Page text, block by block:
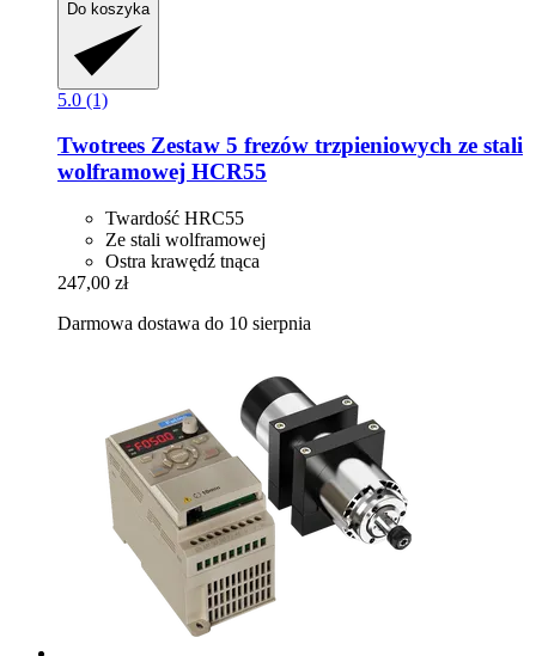
Do koszyka
5.0 (1)
Twotrees Zestaw 5 frezów trzpieniowych ze stali
wolframowej HCR55
Twardość HRC55
Ze stali wolframowej
Ostra krawędź tnąca
247,00 zł
Darmowa dostawa do 10 sierpnia